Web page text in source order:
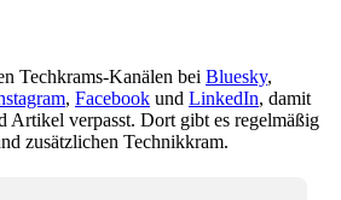
Techkrams-Kanälen bei Bluesky,
, Facebook und LinkedIn, damit
Artikel verpasst. Dort gibt es regelmäßig
zusätzlichen Technikkram.